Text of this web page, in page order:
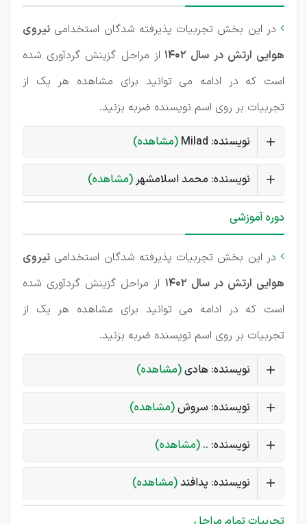
 در این بخش تجربیات پذیرفته شدگان استخدامی نیروی
هوایی ارتش در سال 1402
از مراحل گزینش گردآوری شده
است که در ادامه می توانید برای مشاهده هر یک از
تجربیات بر روی اسم نویسنده ضربه بزنید.
نویسنده: Milad (مشاهده)
نویسنده: محمد اسلامشهر(مشاهده)
دوره آموزشی
 در این بخش تجربیات پذیرفته شدگان استخدامی نیروی
هوایی ارتش در سال 1402
از مراحل گزینش گردآوری شده
است که در ادامه می توانید برای مشاهده هر یک از
تجربیات بر روی اسم نویسنده ضربه بزنید.
نویسنده: هادی(مشاهده)
نویسنده: سروش(مشاهده)
نویسنده: .. (مشاهده)
نویسنده: پدافند(مشاهده)